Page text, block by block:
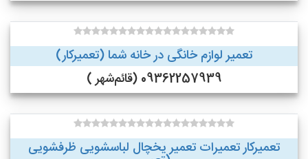
تعمیر لوازم خانگی در خانه شما (تعمیرکار)
09362257939 (قائم‌شهر )
تعمیرکار تعمیرات تعمیر یخچال لباسشویی ظرفشویی